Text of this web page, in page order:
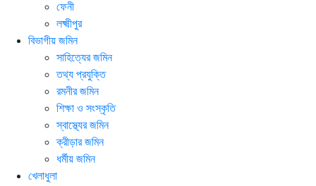
ফেনী
লক্ষ্মীপুর
বিভাগীয় জমিন
সাহিত্যের জমিন
তথ্য প্রযুক্তি
রমনীর জমিন
শিক্ষা ও সংস্কৃতি
স্বাস্থ্যের জমিন
ক্রীড়ার জমিন
ধর্মীয় জমিন
খেলাধুলা